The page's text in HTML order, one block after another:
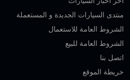
منتدى السيارات الجديدة و المستعملة
الشروط العامة للاستعمال
الشروط العامة للبيع
اتصل بنا
خريطة الموقع